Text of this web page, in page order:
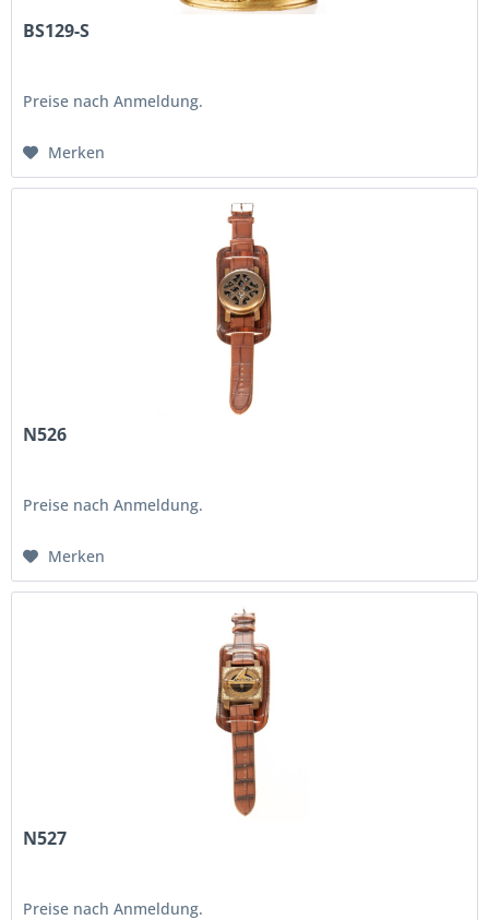
BS129-S
Preise nach Anmeldung.
Merken
N526
Preise nach Anmeldung.
Merken
N527
Preise nach Anmeldung.